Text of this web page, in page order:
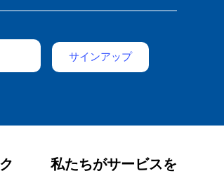
私たちがサービスを